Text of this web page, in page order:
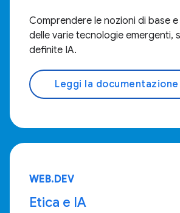
Comprendere le nozioni di base
delle varie tecnologie emergenti,
definite IA.
Leggi la documentazione
WEB.DEV
Etica e IA